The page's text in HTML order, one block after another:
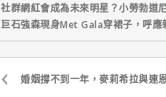
社群網紅會成為未來明星？小勞勃道
巨石強森現身Met Gala穿裙子，呼應
婚姻撐不到一年，麥莉希拉與連